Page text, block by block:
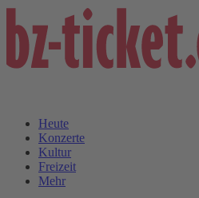
Heute
Konzerte
Kultur
Freizeit
Mehr